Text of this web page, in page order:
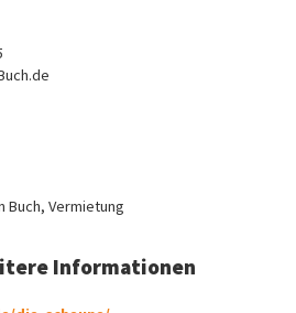
Buch, Vermietung
Informationen